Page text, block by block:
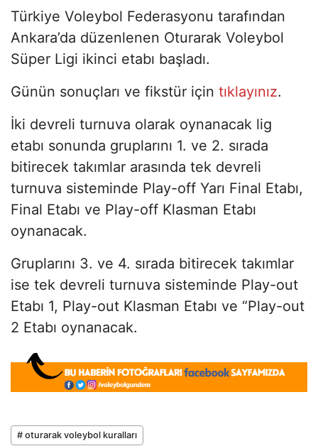
Türkiye Voleybol Federasyonu tarafından
Ankara’da düzenlenen Oturarak Voleybol
Süper Ligi ikinci etabı başladı.
Günün sonuçları ve fikstür için tıklayınız.
İki devreli turnuva olarak oynanacak lig
etabı sonunda gruplarını 1. ve 2. sırada
bitirecek takımlar arasında tek devreli
turnuva sisteminde Play-off Yarı Final Etabı,
Final Etabı ve Play-off Klasman Etabı
oynanacak.
Gruplarını 3. ve 4. sırada bitirecek takımlar
ise tek devreli turnuva sisteminde Play-out
Etabı 1, Play-out Klasman Etabı ve “Play-out
2 Etabı oynanacak.
# oturarak voleybol kuralları